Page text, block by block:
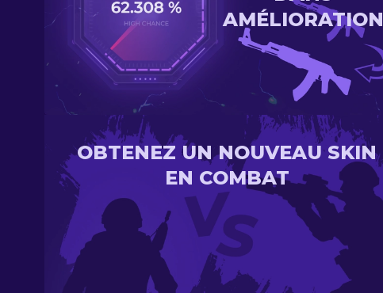
AMÉLIORATION
OBTENEZ UN NOUVEAU SKIN
EN COMBAT